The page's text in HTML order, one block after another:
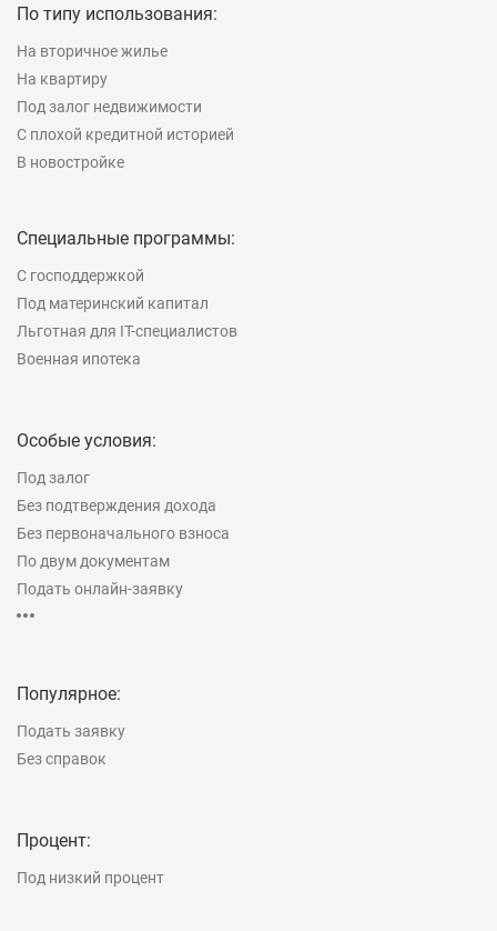
По типу использования:
На вторичное жилье
На квартиру
Под залог недвижимости
С плохой кредитной историей
В новостройке
Специальные программы:
С господдержкой
Под материнский капитал
Льготная для IT-специалистов
Военная ипотека
Особые условия:
Под залог
Без подтверждения дохода
Без первоначального взноса
По двум документам
Подать онлайн-заявку
Рефинансирование
Популярное:
Подать заявку
Без справок
Процент:
Под низкий процент